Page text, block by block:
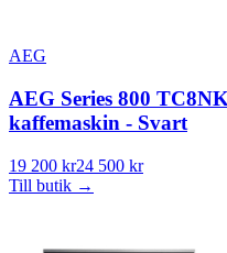
AEG
AEG Series 800
kaffemaskin - Svart
19 200 kr24 500 kr
Till butik →